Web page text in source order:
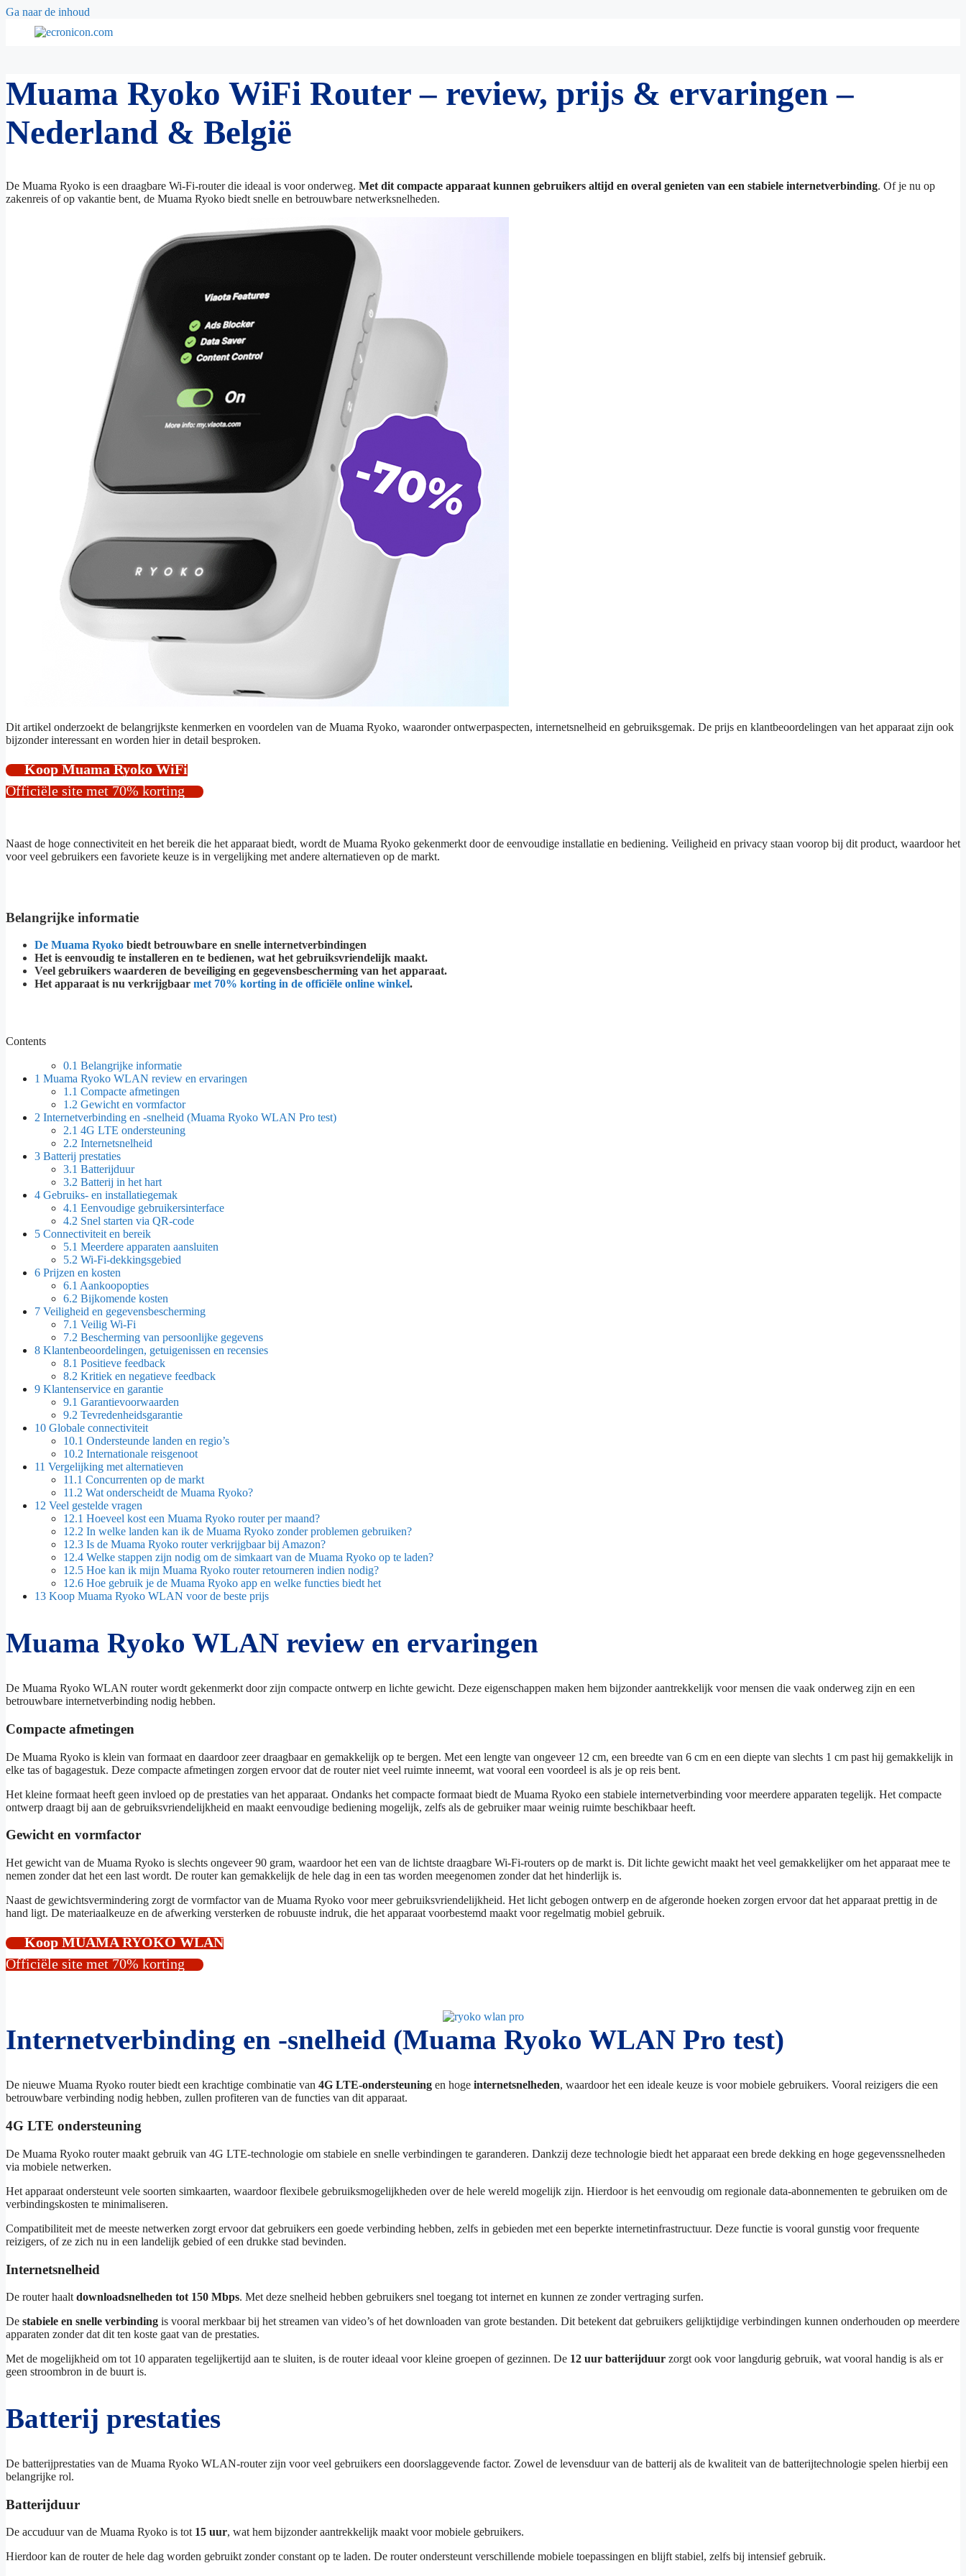
Ga naar de inhoud
Muama Ryoko WiFi Router – review, prijs & ervaringen –
Nederland & België
De Muama Ryoko is een draagbare Wi-Fi-router die ideaal is voor onderweg. Met dit compacte apparaat kunnen gebruikers altijd en overal genieten van een stabiele internetverbinding. Of je nu op
zakenreis of op vakantie bent, de Muama Ryoko biedt snelle en betrouwbare netwerksnelheden.
Dit artikel onderzoekt de belangrijkste kenmerken en voordelen van de Muama Ryoko, waaronder ontwerpaspecten, internetsnelheid en gebruiksgemak. De prijs en klantbeoordelingen van het apparaat zijn ook
bijzonder interessant en worden hier in detail besproken.
Koop Muama Ryoko WiFi
Officiële site met 70% korting
Naast de hoge connectiviteit en het bereik die het apparaat biedt, wordt de Muama Ryoko gekenmerkt door de eenvoudige installatie en bediening. Veiligheid en privacy staan voorop bij dit product, waardoor het
voor veel gebruikers een favoriete keuze is in vergelijking met andere alternatieven op de markt.
Belangrijke informatie
De Muama Ryoko biedt betrouwbare en snelle internetverbindingen
Het is eenvoudig te installeren en te bedienen, wat het gebruiksvriendelijk maakt.
Veel gebruikers waarderen de beveiliging en gegevensbescherming van het apparaat.
Het apparaat is nu verkrijgbaar met 70% korting in de officiële online winkel.
Contents
0.1 Belangrijke informatie
1 Muama Ryoko WLAN review en ervaringen
1.1 Compacte afmetingen
1.2 Gewicht en vormfactor
2 Internetverbinding en -snelheid (Muama Ryoko WLAN Pro test)
2.1 4G LTE ondersteuning
2.2 Internetsnelheid
3 Batterij prestaties
3.1 Batterijduur
3.2 Batterij in het hart
4 Gebruiks- en installatiegemak
4.1 Eenvoudige gebruikersinterface
4.2 Snel starten via QR-code
5 Connectiviteit en bereik
5.1 Meerdere apparaten aansluiten
5.2 Wi-Fi-dekkingsgebied
6 Prijzen en kosten
6.1 Aankoopopties
6.2 Bijkomende kosten
7 Veiligheid en gegevensbescherming
7.1 Veilig Wi-Fi
7.2 Bescherming van persoonlijke gegevens
8 Klantenbeoordelingen, getuigenissen en recensies
8.1 Positieve feedback
8.2 Kritiek en negatieve feedback
9 Klantenservice en garantie
9.1 Garantievoorwaarden
9.2 Tevredenheidsgarantie
10 Globale connectiviteit
10.1 Ondersteunde landen en regio’s
10.2 Internationale reisgenoot
11 Vergelijking met alternatieven
11.1 Concurrenten op de markt
11.2 Wat onderscheidt de Muama Ryoko?
12 Veel gestelde vragen
12.1 Hoeveel kost een Muama Ryoko router per maand?
12.2 In welke landen kan ik de Muama Ryoko zonder problemen gebruiken?
12.3 Is de Muama Ryoko router verkrijgbaar bij Amazon?
12.4 Welke stappen zijn nodig om de simkaart van de Muama Ryoko op te laden?
12.5 Hoe kan ik mijn Muama Ryoko router retourneren indien nodig?
12.6 Hoe gebruik je de Muama Ryoko app en welke functies biedt het
13 Koop Muama Ryoko WLAN voor de beste prijs
Muama Ryoko WLAN review en ervaringen
De Muama Ryoko WLAN router wordt gekenmerkt door zijn compacte ontwerp en lichte gewicht. Deze eigenschappen maken hem bijzonder aantrekkelijk voor mensen die vaak onderweg zijn en een
betrouwbare internetverbinding nodig hebben.
Compacte afmetingen
De Muama Ryoko is klein van formaat en daardoor zeer draagbaar en gemakkelijk op te bergen. Met een lengte van ongeveer 12 cm, een breedte van 6 cm en een diepte van slechts 1 cm past hij gemakkelijk in
elke tas of bagagestuk. Deze compacte afmetingen zorgen ervoor dat de router niet veel ruimte inneemt, wat vooral een voordeel is als je op reis bent.
Het kleine formaat heeft geen invloed op de prestaties van het apparaat. Ondanks het compacte formaat biedt de Muama Ryoko een stabiele internetverbinding voor meerdere apparaten tegelijk. Het compacte
ontwerp draagt bij aan de gebruiksvriendelijkheid en maakt eenvoudige bediening mogelijk, zelfs als de gebruiker maar weinig ruimte beschikbaar heeft.
Gewicht en vormfactor
Het gewicht van de Muama Ryoko is slechts ongeveer 90 gram, waardoor het een van de lichtste draagbare Wi-Fi-routers op de markt is. Dit lichte gewicht maakt het veel gemakkelijker om het apparaat mee te
nemen zonder dat het een last wordt. De router kan gemakkelijk de hele dag in een tas worden meegenomen zonder dat het hinderlijk is.
Naast de gewichtsvermindering zorgt de vormfactor van de Muama Ryoko voor meer gebruiksvriendelijkheid. Het licht gebogen ontwerp en de afgeronde hoeken zorgen ervoor dat het apparaat prettig in de
hand ligt. De materiaalkeuze en de afwerking versterken de robuuste indruk, die het apparaat voorbestemd maakt voor regelmatig mobiel gebruik.
Koop MUAMA RYOKO WLAN
Officiële site met 70% korting
Internetverbinding en -snelheid (Muama Ryoko WLAN Pro test)
De nieuwe Muama Ryoko router biedt een krachtige combinatie van 4G LTE-ondersteuning en hoge internetsnelheden, waardoor het een ideale keuze is voor mobiele gebruikers. Vooral reizigers die een
betrouwbare verbinding nodig hebben, zullen profiteren van de functies van dit apparaat.
4G LTE ondersteuning
De Muama Ryoko router maakt gebruik van 4G LTE-technologie om stabiele en snelle verbindingen te garanderen. Dankzij deze technologie biedt het apparaat een brede dekking en hoge gegevenssnelheden
via mobiele netwerken.
Het apparaat ondersteunt vele soorten simkaarten, waardoor flexibele gebruiksmogelijkheden over de hele wereld mogelijk zijn. Hierdoor is het eenvoudig om regionale data-abonnementen te gebruiken om de
verbindingskosten te minimaliseren.
Compatibiliteit met de meeste netwerken zorgt ervoor dat gebruikers een goede verbinding hebben, zelfs in gebieden met een beperkte internetinfrastructuur. Deze functie is vooral gunstig voor frequente
reizigers, of ze zich nu in een landelijk gebied of een drukke stad bevinden.
Internetsnelheid
De router haalt downloadsnelheden tot 150 Mbps. Met deze snelheid hebben gebruikers snel toegang tot internet en kunnen ze zonder vertraging surfen.
De stabiele en snelle verbinding is vooral merkbaar bij het streamen van video’s of het downloaden van grote bestanden. Dit betekent dat gebruikers gelijktijdige verbindingen kunnen onderhouden op meerdere
apparaten zonder dat dit ten koste gaat van de prestaties.
Met de mogelijkheid om tot 10 apparaten tegelijkertijd aan te sluiten, is de router ideaal voor kleine groepen of gezinnen. De 12 uur batterijduur zorgt ook voor langdurig gebruik, wat vooral handig is als er
geen stroombron in de buurt is.
Batterij prestaties
De batterijprestaties van de Muama Ryoko WLAN-router zijn voor veel gebruikers een doorslaggevende factor. Zowel de levensduur van de batterij als de kwaliteit van de batterijtechnologie spelen hierbij een
belangrijke rol.
Batterijduur
De accuduur van de Muama Ryoko is tot 15 uur, wat hem bijzonder aantrekkelijk maakt voor mobiele gebruikers.
Hierdoor kan de router de hele dag worden gebruikt zonder constant op te laden. De router ondersteunt verschillende mobiele toepassingen en blijft stabiel, zelfs bij intensief gebruik.